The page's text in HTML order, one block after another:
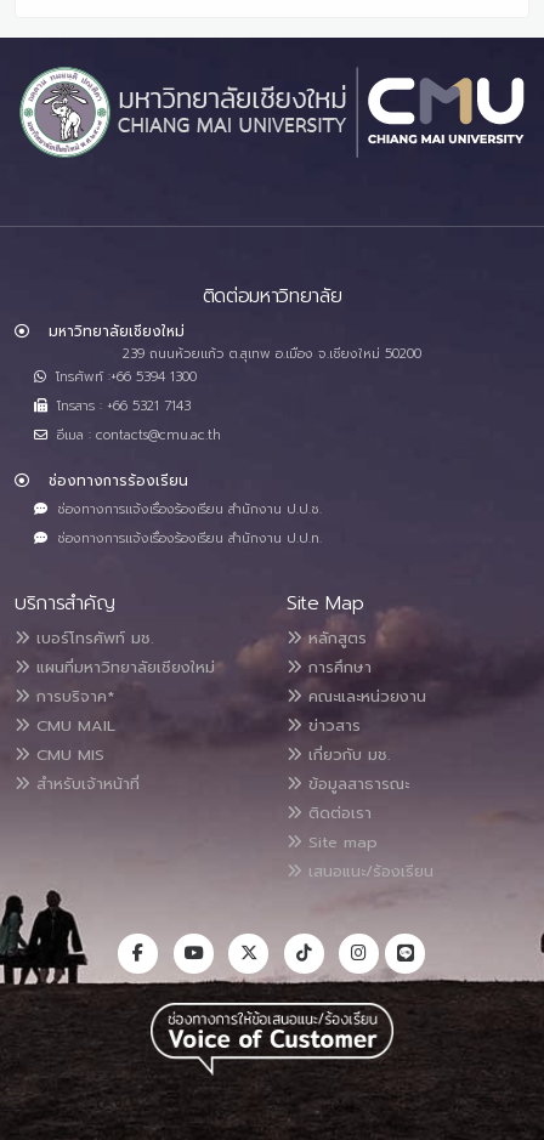
ติดต่อมหาวิทยาลัย
มหาวิทยาลัยเชียงใหม่
239 ถนนห้วยแก้ว ต.สุเทพ อ.เมือง จ.เชียงใหม่ 50200
โทรศัพท์ :+66 5394 1300
โทรสาร : +66 5321 7143
อีเมล : contacts@cmu.ac.th
ช่องทางการร้องเรียน
ช่องทางการแจ้งเรื่องร้องเรียน สำนักงาน ป.ป.ช.
ช่องทางการแจ้งเรื่องร้องเรียน สำนักงาน ป.ป.ท.
บริการสำคัญ
เบอร์โทรศัพท์ มช.
แผนที่มหาวิทยาลัยเชียงใหม่
การบริจาค*
CMU MAIL
CMU MIS
สำหรับเจ้าหน้าที่
Site Map
หลักสูตร
การศึกษา
คณะและหน่วยงาน
ข่าวสาร
เกี่ยวกับ มช.
ข้อมูลสาธารณะ
ติดต่อเรา
Site map
เสนอแนะ/ร้องเรียน